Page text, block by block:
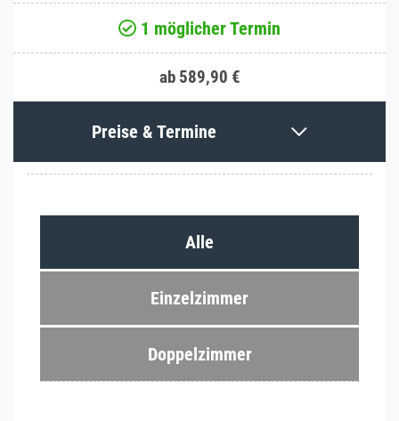
1 möglicher Termin
ab 589,90 €
Preise & Termine
Alle
Einzelzimmer
Doppelzimmer